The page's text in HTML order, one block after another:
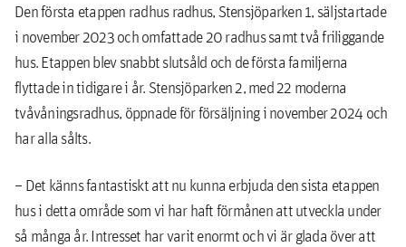
Den första etappen radhus radhus, Stensjöparken 1, säljstartade
i november 2023 och omfattade 20 radhus samt två friliggande
hus. Etappen blev snabbt slutsåld och de första familjerna
flyttade in tidigare i år. Stensjöparken 2, med 22 moderna
tvåvåningsradhus, öppnade för försäljning i november 2024 och
har alla sålts.
– Det känns fantastiskt att nu kunna erbjuda den sista etappen
hus i detta område som vi har haft förmånen att utveckla under
så många år. Intresset har varit enormt och vi är glada över att